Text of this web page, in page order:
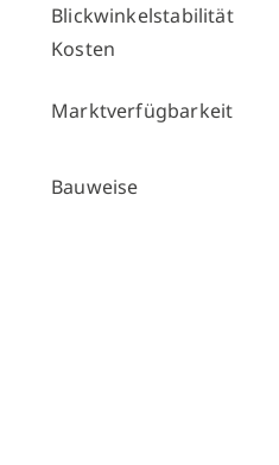
Blickwinkelstabilität
Kosten
Marktverfügbarkeit
Bauweise